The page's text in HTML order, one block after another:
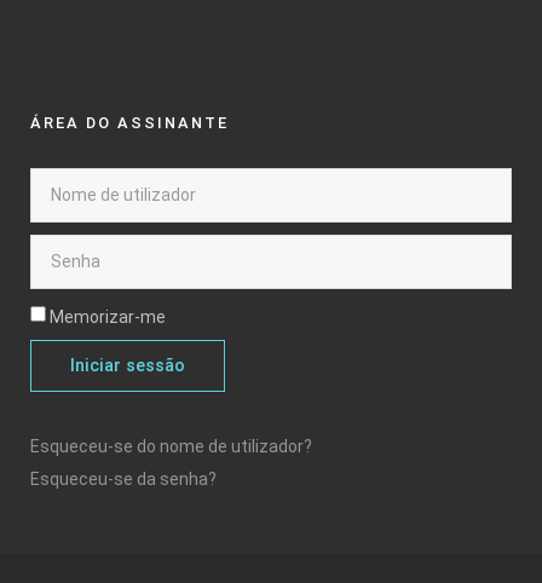
ÁREA DO ASSINANTE
Memorizar-me
Iniciar sessão
Esqueceu-se do nome de utilizador?
Esqueceu-se da senha?